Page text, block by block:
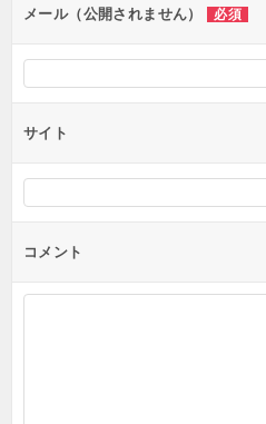
ンメール（公開されません） 必須
サイト
コメント